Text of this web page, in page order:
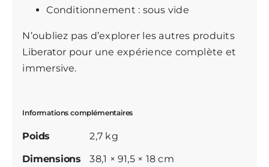
Conditionnement : sous vide
N’oubliez pas d’explorer les autres produits
Liberator pour une expérience complète et
immersive.
Informations complémentaires
Poids
2,7 kg
Dimensions
38,1 × 91,5 × 18 cm